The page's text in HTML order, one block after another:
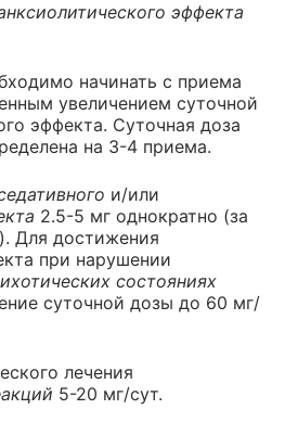
эффекта
начинать с приема
увеличением суточной
эффекта. Суточная доза
на 3-4 приема.
и/или
2.5-5 мг однократно (за
Для достижения
при нарушении
состояниях
суточной дозы до 60 мг/
лечения
5-20 мг/сут.